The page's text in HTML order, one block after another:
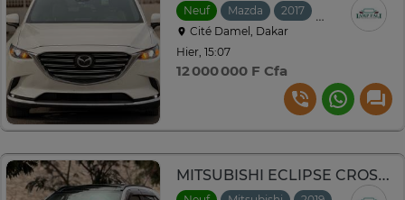
Neuf Mazda 2017
Automatique
Cité Damel, Dakar
Hier, 15:07
12 000 000 F Cfa
MITSUBISHI ECLIPSE CROSS 2019 1.5L 4x4